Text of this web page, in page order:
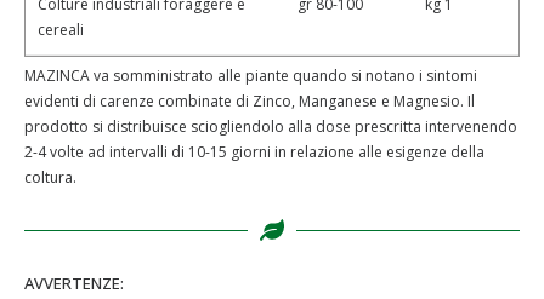
Colture industriali foraggere e
cereali
gr 80-100 kg 1
MAZINCA va somministrato alle piante quando si notano i sintomi
evidenti di carenze combinate di Zinco, Manganese e Magnesio. Il
prodotto si distribuisce sciogliendolo alla dose prescritta intervenendo
2-4 volte ad intervalli di 10-15 giorni in relazione alle esigenze della
coltura.
AVVERTENZE: